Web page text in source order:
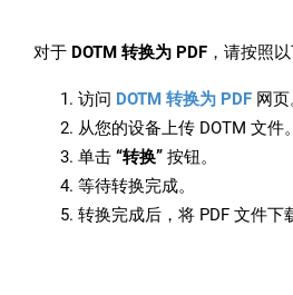
对于 DOTM 转换为 PDF ，请按照
访问 DOTM 转换为 PDF 网页
从您的设备上传 DOTM 文件。
单击 “转换” 按钮。
等待转换完成。
转换完成后，将 PDF 文件下